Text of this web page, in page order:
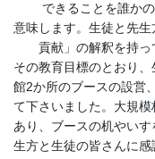
できることを誰かの
意味します。生徒と先
貢献」の解釈を持っ
その教育目標のとおり
館2か所のブースの設営
て下さいました。大規
あり、ブースの机やい
生方と生徒の皆さんに